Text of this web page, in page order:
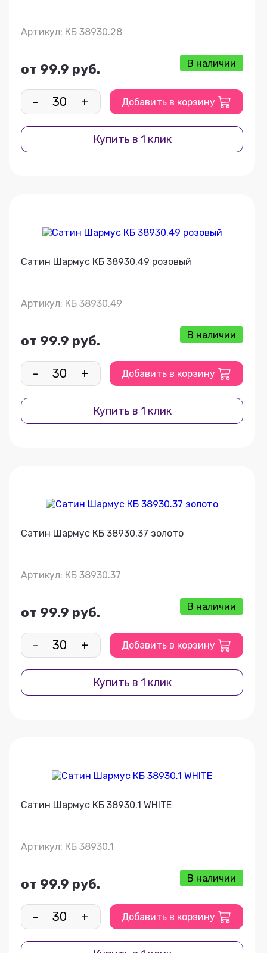
Артикул: КБ 38930.28
от 99.9 руб. В наличии
- + Добавить в корзину
Купить в 1 клик
Сатин Шармус КБ 38930.49 розовый
Артикул: КБ 38930.49
от 99.9 руб. В наличии
- + Добавить в корзину
Купить в 1 клик
Сатин Шармус КБ 38930.37 золото
Артикул: КБ 38930.37
от 99.9 руб. В наличии
- + Добавить в корзину
Купить в 1 клик
Сатин Шармус КБ 38930.1 WHITE
Артикул: КБ 38930.1
от 99.9 руб. В наличии
- + Добавить в корзину